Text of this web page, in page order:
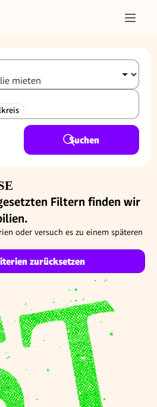
Suchen
Filtern finden wir
oder versuch es zu einem späteren
zurücksetzen